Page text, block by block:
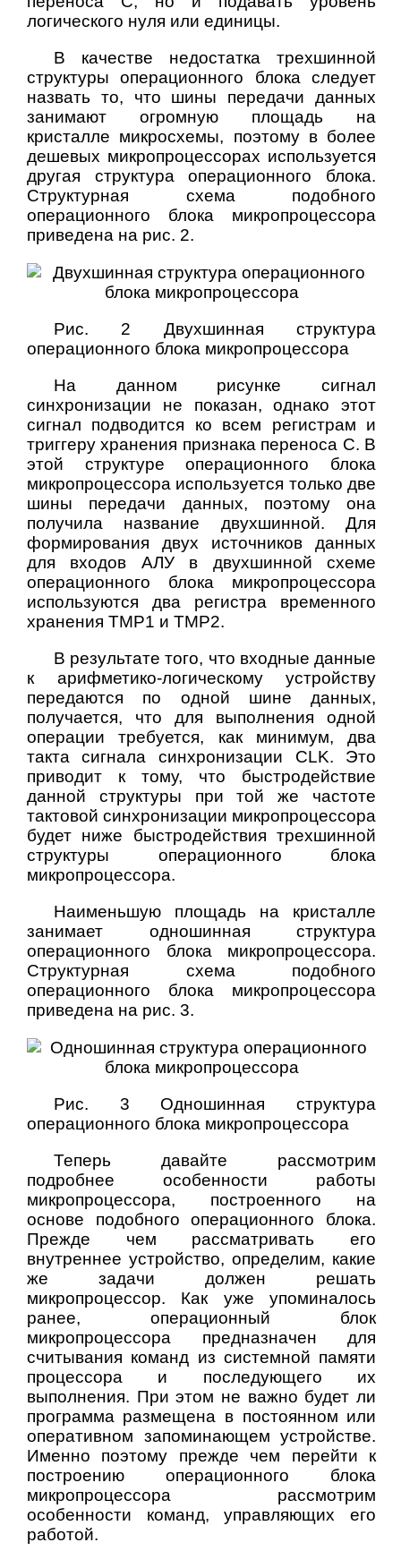
логического нуля или единицы.
В качестве недостатка трехшинной
структуры операционного блока следует
назвать то, что шины передачи данных
занимают огромную площадь на
кристалле микросхемы, поэтому в более
дешевых микропроцессорах используется
другая структура операционного блока.
Структурная схема подобного
операционного блока микропроцессора
приведена на рис. 2.
Рис. 2 Двухшинная структура
операционного блока микропроцессора
На данном рисунке сигнал
синхронизации не показан, однако этот
сигнал подводится ко всем регистрам и
триггеру хранения признака переноса C. В
этой структуре операционного блока
микропроцессора используется только две
шины передачи данных, поэтому она
получила название двухшинной. Для
формирования двух источников данных
для входов АЛУ в двухшинной схеме
операционного блока микропроцессора
используются два регистра временного
хранения TMP1 и TMP2.
В результате того, что входные данные
к арифметико-логическому устройству
передаются по одной шине данных,
получается, что для выполнения одной
операции требуется, как минимум, два
такта сигнала синхронизации CLK. Это
приводит к тому, что быстродействие
данной структуры при той же частоте
тактовой синхронизации микропроцессора
будет ниже быстродействия трехшинной
структуры операционного блока
микропроцессора.
Наименьшую площадь на кристалле
занимает одношинная структура
операционного блока микропроцессора.
Структурная схема подобного
операционного блока микропроцессора
приведена на рис. 3.
Рис. 3 Одношинная структура
операционного блока микропроцессора
Теперь давайте рассмотрим
подробнее особенности работы
микропроцессора, построенного на
основе подобного операционного блока.
Прежде чем рассматривать его
внутреннее устройство, определим, какие
же задачи должен решать
микропроцессор. Как уже упоминалось
ранее, операционный блок
микропроцессора предназначен для
считывания команд из системной памяти
процессора и последующего их
выполнения. При этом не важно будет ли
программа размещена в постоянном или
оперативном запоминающем устройстве.
Именно поэтому прежде чем перейти к
построению операционного блока
микропроцессора рассмотрим
особенности команд, управляющих его
работой.